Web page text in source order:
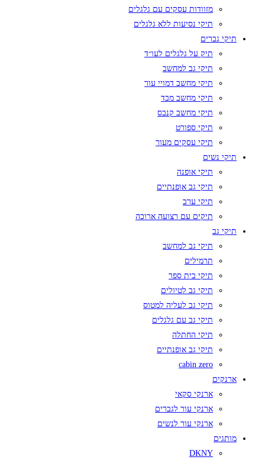
מזוודות עסקים עם גלגלים
תיקי נסיעות ללא גלגלים
תיקי גברים
תיק על גלגלים לעו״ד
תיקי גב למחשב
תיקי מחשב דמויי עור
תיקי מחשב מבד
תיקי מחשב קנבס
תיקי ספורט
תיקי עסקים מעור
תיקי נשים
תיקי אופנה
תיקי גב אופנתיים
תיקי ערב
תיקים עם רצועה ארוכה
תיקי גב
תיקי גב למחשב
תרמילים
תיקי בית ספר
תיקי גב לטיולים
תיקי גב לעליה למטוס
תיקי גב עם גלגלים
תיקי החתלה
תיקי גב אופנתיים
cabin zero
ארנקים
ארנקי סקאי
ארנקי עור לגברים
ארנקי עור לנשים
מותגים
DKNY